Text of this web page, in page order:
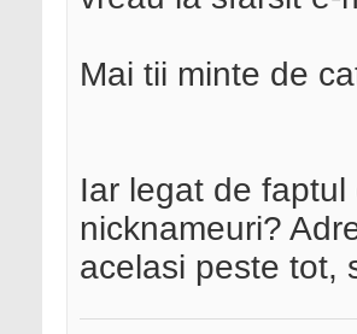
Mai tii minte de
Iar legat de
nicknameuri?
acelasi peste tot,